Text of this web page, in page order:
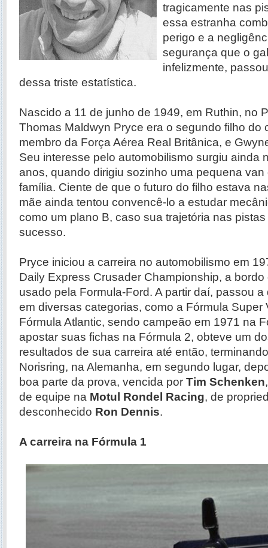
tragicamente nas
essa estranha
perigo e a
segurança que o
infelizmente,
dessa triste estatística.
Nascido a 11 de junho de 1949, em Ruthin, no
Thomas Maldwyn Pryce era o segundo filho do
membro da Força Aérea Real Britânica, e
Seu interesse pelo automobilismo surgiu ainda
anos, quando dirigiu sozinho uma pequena
família. Ciente de que o futuro do filho estava
mãe ainda tentou convencê-lo a estudar
como um plano B, caso sua trajetória nas
sucesso.
Pryce iniciou a carreira no automobilismo em
Daily Express Crusader Championship, a
usado pela Formula-Ford. A partir daí, passou
em diversas categorias, como a Fórmula Super
Fórmula Atlantic, sendo campeão em 1971 na
apostar suas fichas na Fórmula 2, obteve um
resultados de sua carreira até então,
Norisring, na Alemanha, em segundo lugar,
boa parte da prova, vencida por Tim Schenken
de equipe na Motul Rondel Racing, de
desconhecido Ron Dennis.
A carreira na Fórmula 1